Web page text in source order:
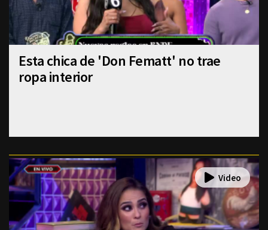
Esta chica de 'Don Fematt' no trae
ropa interior